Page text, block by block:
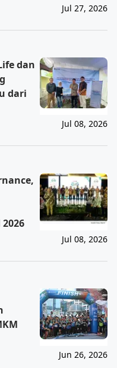
Jul 27, 2026
dan
dari
Jul 08, 2026
Jul 08, 2026
Jun 26, 2026